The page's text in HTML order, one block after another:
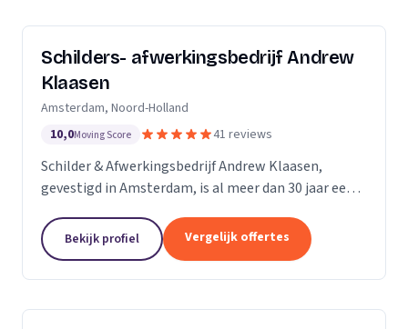
Schilders- afwerkingsbedrijf Andrew
Klaasen
Amsterdam, Noord-Holland
10,0Moving Score 41 reviews
Schilder & Afwerkingsbedrijf Andrew Klaasen,
gevestigd in Amsterdam, is al meer dan 30 jaar een
van ervaren professionals brengt kleur en leven in...
Bekijk profiel Vergelijk offertes